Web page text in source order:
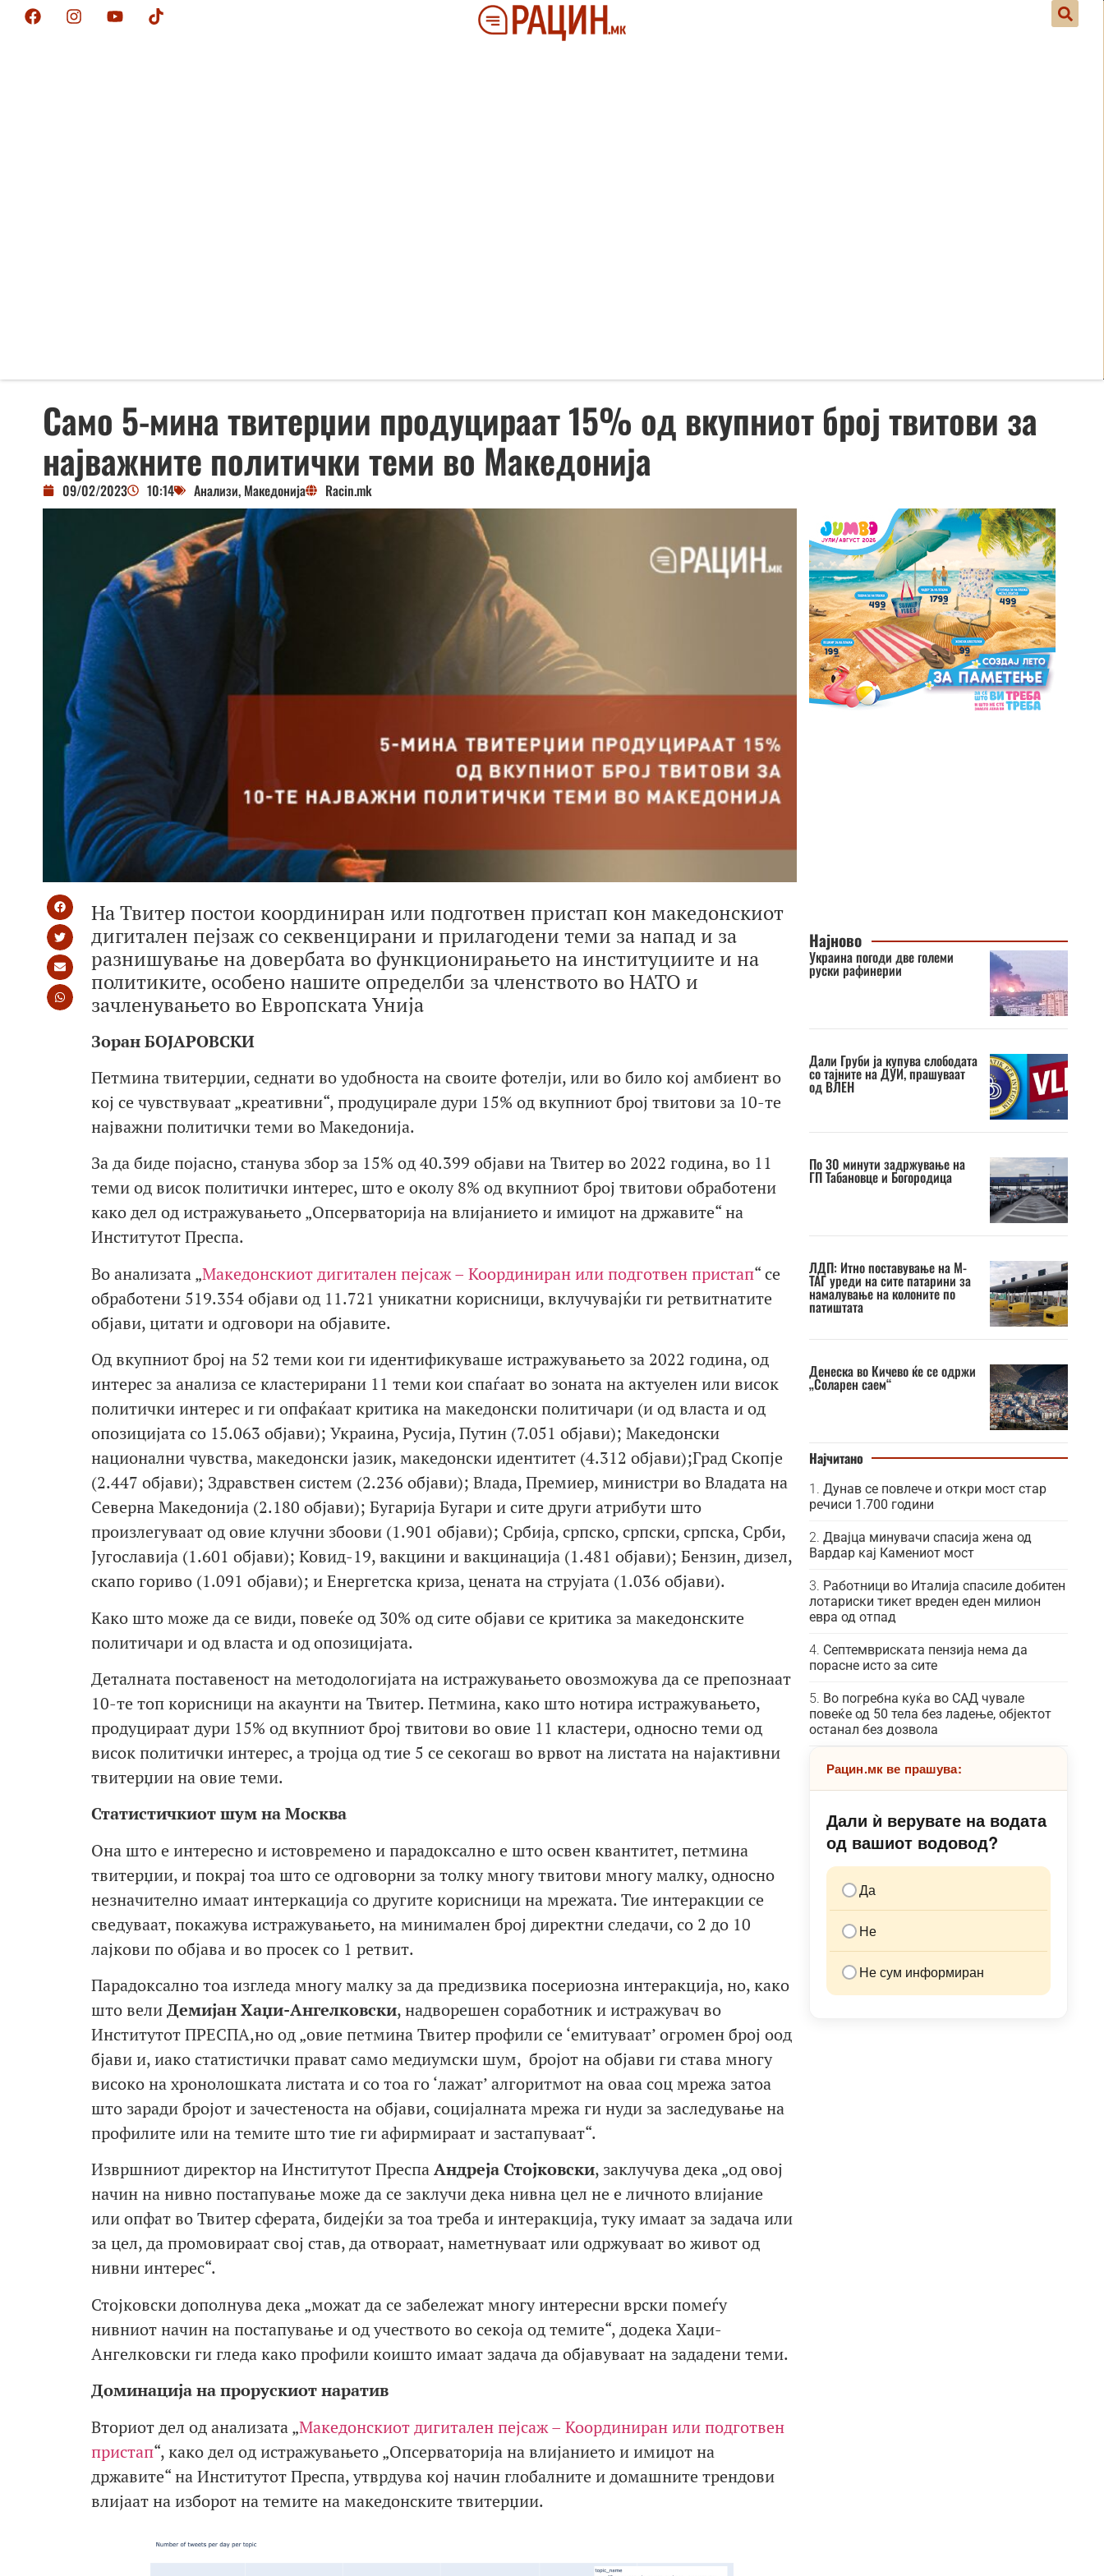
Само 5-мина твитерџии продуцираат 15% од вкупниот број твитови за
најважните политички теми во Македонија
09/02/2023 10:14 Анализи, Македонија Racin.mk
На Твитер постои координиран или подготвен пристап кон македонскиот
дигитален пејзаж со секвенцирани и прилагодени теми за напад и за
разнишување на довербата во функционирањето на институциите и на
политиките, особено нашите определби за членството во НАТО и
зачленувањето во Европската Унија
Зоран БОЈАРОВСКИ
Петмина твитерџии, седнати во удобноста на своите фотелји, или во било кој амбиент во
кој се чувствуваат „креативни“, продуцирале дури 15% од вкупниот број твитови за 10-те
најважни политички теми во Македонија.
За да биде појасно, станува збор за 15% од 40.399 објави на Твитер во 2022 година, во 11
теми од висок политички интерес, што е околу 8% од вкупниот број твитови обработени
како дел од истражувањето „Опсерваторија на влијанието и имиџот на државите“ на
Институтот Преспа.
Во анализата „Македонскиот дигитален пејсаж – Координиран или подготвен пристап“ се
обработени 519.354 објави од 11.721 уникатни корисници, вклучувајќи ги ретвитнатите
објави, цитати и одговори на објавите.
Од вкупниот број на 52 теми кои ги идентификуваше истражувањето за 2022 година, од
интерес за анализа се кластерирани 11 теми кои спаѓаат во зоната на актуелен или висок
политички интерес и ги опфаќаат критика на македонски политичари (и од власта и од
опозицијата со 15.063 објави); Украина, Русија, Путин (7.051 објави); Македонски
национални чувства, македонски јазик, македонски идентитет (4.312 објави);Град Скопје
(2.447 објави); Здравствен систем (2.236 објави); Влада, Премиер, министри во Владата на
Северна Македонија (2.180 објави); Бугарија Бугари и сите други атрибути што
произлегуваат од овие клучни збоови (1.901 објави); Србија, српско, српски, српска, Срби,
Југославија (1.601 објави); Ковид-19, вакцини и вакцинација (1.481 објави); Бензин, дизел,
скапо гориво (1.091 објави); и Енергетска криза, цената на струјата (1.036 објави).
Како што може да се види, повеќе од 30% од сите објави се критика за македонските
политичари и од власта и од опозицијата.
Деталната поставеност на методологијата на истражувањето овозможува да се препознаат
10-те топ корисници на акаунти на Твитер. Петмина, како што нотира истражувањето,
продуцираат дури 15% од вкупниот број твитови во овие 11 кластери, односно теми од
висок политички интерес, а тројца од тие 5 се секогаш во врвот на листата на најактивни
твитерџии на овие теми.
Статистичкиот шум на Москва
Она што е интересно и истовремено и парадоксално е што освен квантитет, петмина
твитерџии, и покрај тоа што се одговорни за толку многу твитови многу малку, односно
незначително имаат интеркација со другите корисници на мрежата. Тие интеракции се
сведуваат, покажува истражувањето, на минимален број директни следачи, со 2 до 10
лајкови по објава и во просек со 1 ретвит.
Парадоксално тоа изгледа многу малку за да предизвика посериозна интеракција, но, како
што велиДемијан Хаџи-Ангелковски, надворешен соработник и истражувач во
Институтот ПРЕСПА,но од „овие петмина Твитер профили се ‘емитуваат’ огромен број оод
бјави и, иако статистички прават само медиумски шум, бројот на објави ги става многу
високо на хронолошката листата и со тоа го ‘лажат’ алгоритмот на оваа соц мрежа затоа
што заради бројот и зачестеноста на објави, социјалната мрежа ги нуди за заследување на
профилите или на темите што тие ги афирмираат и застапуваат“.
Извршниот директор на Институтот ПреспаАндреја Стојковски, заклучува дека „од овој
начин на нивно постапување може да се заклучи дека нивна цел не е личното влијание
или опфат во Твитер сферата, бидејќи за тоа треба и интеракција, туку имаат за задача или
за цел, да промовираат свој став, да отвораат, наметнуваат или одржуваат во живот од
нивни интерес“.
Стојковски дополнува дека „можат да се забележат многу интересни врски помеѓу
нивниот начин на постапување и од учеството во секоја од темите“, додека Хаџи-
Ангелковски ги гледа како профили коишто имаат задача да објавуваат на зададени теми.
Доминација на прорускиот наратив
Вториот дел од анализата „Македонскиот дигитален пејсаж – Координиран или подготвен
пристап“, како дел од истражувањето „Опсерваторија на влијанието и имиџот на
државите“ на Институтот Преспа, утврдува кој начин глобалните и домашните трендови
влијаат на изборот на темите на македонските твитерџии.
Најново
Украина погоди две големи
руски рафинерии
Дали Груби ја купува слободата
со тајните на ДУИ, прашуваат
од ВЛЕН
По 30 минути задржување на
ГП Табановце и Богородица
ЛДП: Итно поставување на М-
ТАГ уреди на сите патарини за
намалување на колоните по
патиштата
Денеска во Кичево ќе се одржи
„Соларен саем“
Најчитано
Дунав се повлече и откри мост стар
речиси 1.700 години
Двајца минувачи спасија жена од
Вардар кај Камениот мост
Работници во Италија спасиле добитен
лотариски тикет вреден еден милион
евра од отпад
Септемвриската пензија нема да
порасне исто за сите
Во погребна куќа во САД чувале
повеќе од 50 тела без ладење, објектот
останал без дозвола
Рацин.мк ве прашува:
Дали ѝ верувате на водата
од вашиот водовод?
Да
Не
Не сум информиран